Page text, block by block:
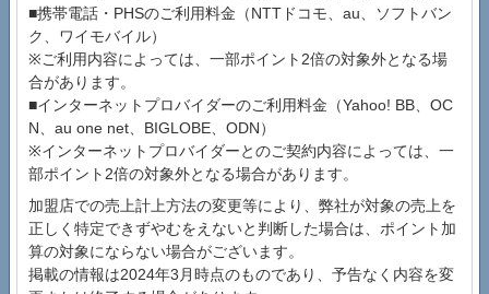
■携帯電話・PHSのご利用料金（NTTドコモ、au、ソフトバン
ク、ワイモバイル）
※ご利用内容によっては、一部ポイント2倍の対象外となる場
合があります。
■インターネットプロバイダーのご利用料金（Yahoo! BB、OC
N、au one net、BIGLOBE、ODN）
※インターネットプロバイダーとのご契約内容によっては、一
部ポイント2倍の対象外となる場合があります。
加盟店での売上計上方法の変更等により、弊社が対象の売上を
正しく特定できずやむをえないと判断した場合は、ポイント加
算の対象にならない場合がございます。
掲載の情報は2024年3月時点のものであり、予告なく内容を変